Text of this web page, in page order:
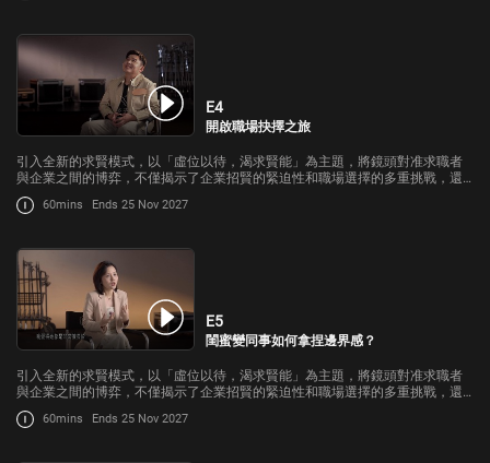
E4
開啟職場抉擇之旅
引入全新的求賢模式，以「虛位以待，渴求賢能」為主題，將鏡頭對准求職者
與企業之間的博弈，不僅揭示了企業招賢的緊迫性和職場選擇的多重挑戰，還
將呈現出職場背後不為人知的故事。
60mins Ends 25 Nov 2027
E5
閨蜜變同事如何拿捏邊界感？
引入全新的求賢模式，以「虛位以待，渴求賢能」為主題，將鏡頭對准求職者
與企業之間的博弈，不僅揭示了企業招賢的緊迫性和職場選擇的多重挑戰，還
將呈現出職場背後不為人知的故事。
60mins Ends 25 Nov 2027